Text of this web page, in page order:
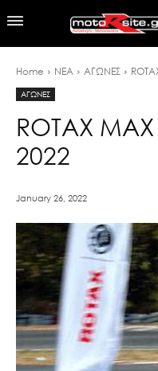
Home ΝΕΑ ΑΓΩΝΕΣ
ΑΓΩΝΕΣ
ROTAX
2022
January 26, 2022